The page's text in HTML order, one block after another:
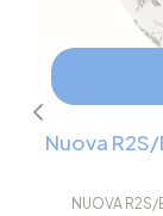
Nuova R2S/Easy Life,
NUOVA